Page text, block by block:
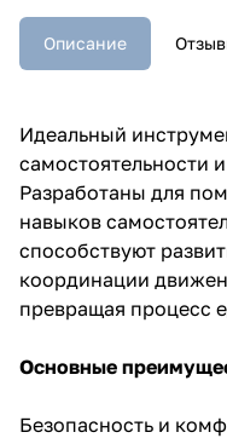
Описание
Идеальный
самостоятельности
Разработаны для
навыков
способствуют
координации
превращая процесс
Основные
Безопасность и